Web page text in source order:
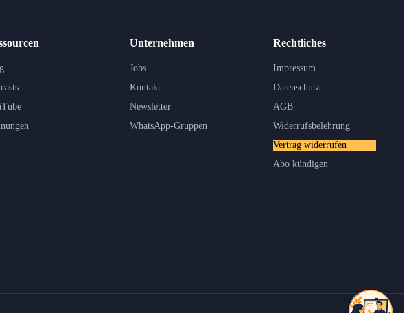
Unternehmen
Jobs
Kontakt
Newsletter
WhatsApp-Gruppen
Rechtliches
Impressum
Datenschutz
AGB
Widerrufsbelehrung
Vertrag widerrufen
Abo kündigen